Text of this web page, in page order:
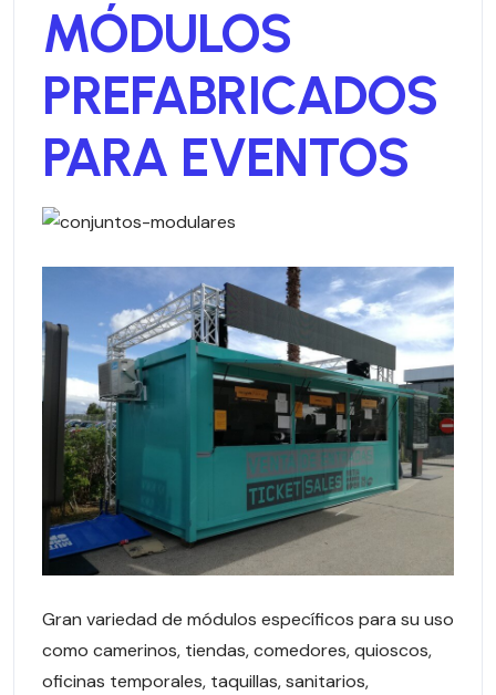
MÓDULOS
PREFABRICADOS
PARA EVENTOS
Gran variedad de módulos específicos para su uso
como camerinos, tiendas, comedores, quioscos,
oficinas temporales, taquillas, sanitarios,